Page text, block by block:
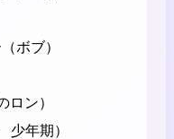
ボブ）
ロン）
年期）